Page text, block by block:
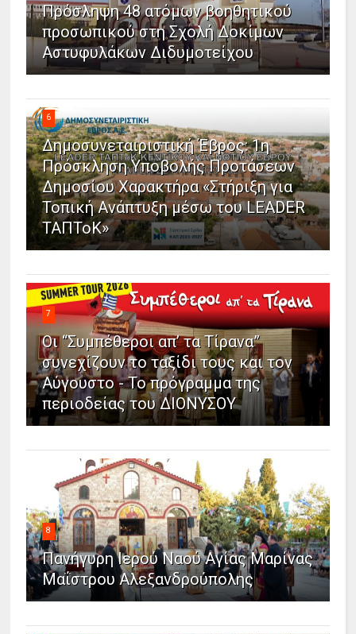
Πρόσληψη 48 ατόμων βοηθητικού
προσωπικού στη Σχολή Δοκίμων
Αστυφυλάκων Διδυμοτείχου
6
Δημοσυνεταιριστική Έβρος: 1η
Πρόσκληση Υποβολής Προτάσεων
Δημοσίου Χαρακτήρα «Στήριξη για
Τοπική Ανάπτυξη μέσω του LEADER
ΤΑΠΤοΚ»
7
Οι “Συμπέθεροι απ’ τα Τίρανα”
συνεχίζουν το ταξίδι τους και τον
Αύγουστο - Το πρόγραμμα της
περιοδείας του ΔΙΟΝΥΣΟΥ
8
Πανήγυρη Ιερού Ναού Αγίας Μαρίνας
Μαΐστρου Αλεξανδρούπολης